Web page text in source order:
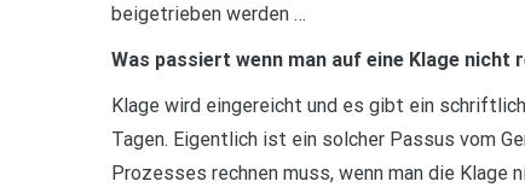
beigetrieben werden …
Was passiert wenn man auf eine Klage nicht
Klage wird eingereicht und es gibt ein
Tagen. Eigentlich ist ein solcher Passus vom
Prozesses rechnen muss, wenn man die Klage